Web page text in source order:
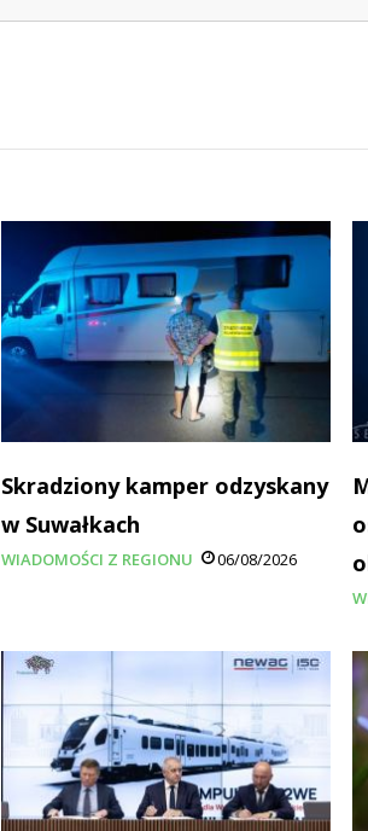
Skradziony kamper odzyskany
w Suwałkach
WIADOMOŚCI Z REGIONU 06/08/2026